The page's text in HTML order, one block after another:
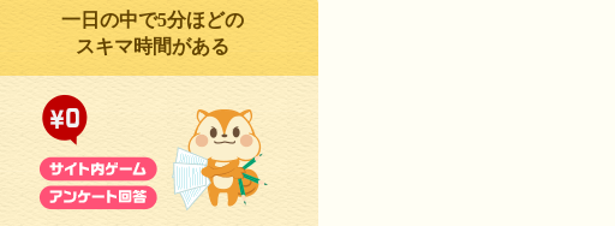
一日の中で5分ほどの
スキマ時間がある